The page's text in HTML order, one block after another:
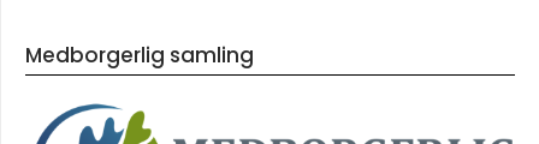
Medborgerlig samling